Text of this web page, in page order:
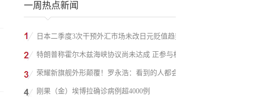
国县域发展潜力百强县”
一周热点新闻
日本二季度3次干预外汇市场未改日元贬值趋势
特朗普称霍尔木兹海峡协议尚未达成 正参与相
关谈判
荣耀新旗舰外形颠覆！罗永浩：看到的人都会
吃惊
刚果（金）埃博拉确诊病例超4000例